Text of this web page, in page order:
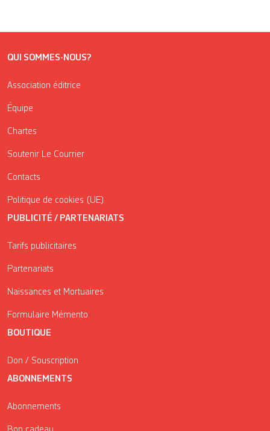
QUI SOMMES-NOUS?
Association éditrice
Équipe
Chartes
Soutenir Le Courrier
Contacts
Politique de cookies (UE)
PUBLICITÉ / PARTENARIATS
Tarifs publicitaires
Partenariats
Naissances et Mortuaires
Formulaire Mémento
BOUTIQUE
Don / Souscription
ABONNEMENTS
Abonnements